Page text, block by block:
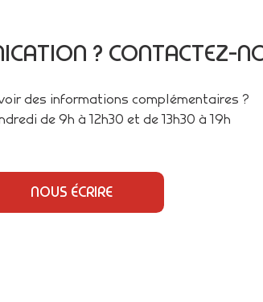
? CONTACTEZ-
des informations complémentaires ?
de 9h à 12h30 et de 13h30 à 19h
NOUS ÉCRIRE